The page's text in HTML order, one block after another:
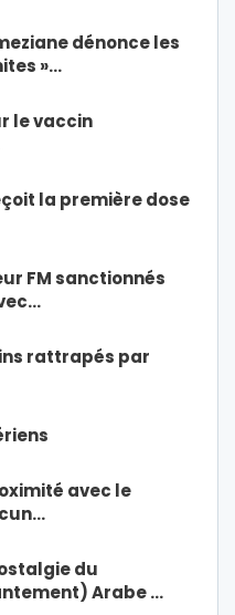
dénonce les
»…
le vaccin
la première dose
FM sanctionnés
rattrapés par
avec le
du
Arabe …